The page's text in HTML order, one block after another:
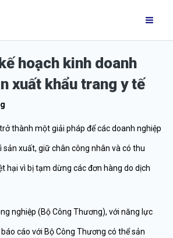
hoạch kinh doanh
xuất khẩu trang y tế
thành một giải pháp để các doanh nghiệp
sản xuất, giữ chân công nhân và có thu
hại vì bị tạm dừng các đơn hàng do dịch
nghiệp (Bộ Công Thương), với năng lực
cáo với Bộ Công Thương có thể sản